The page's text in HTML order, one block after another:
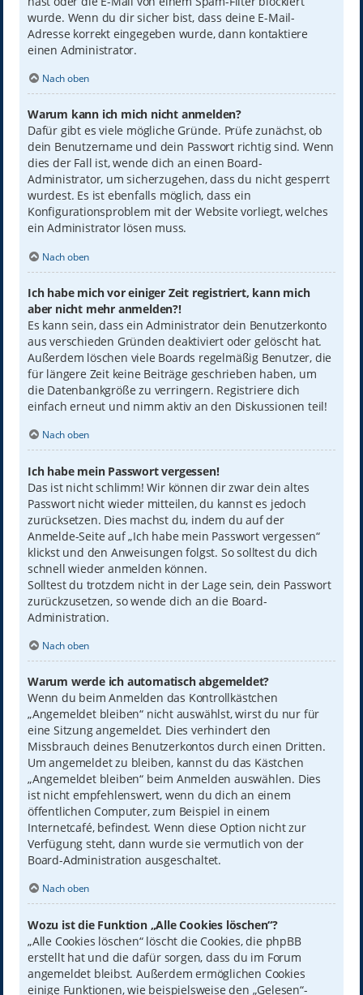
wurde. Wenn du dir sicher bist, dass deine E-Mail-
Adresse korrekt eingegeben wurde, dann kontaktiere
einen Administrator.
Nach oben
Warum kann ich mich nicht anmelden?
Dafür gibt es viele mögliche Gründe. Prüfe zunächst, ob
dein Benutzername und dein Passwort richtig sind. Wenn
dies der Fall ist, wende dich an einen Board-
Administrator, um sicherzugehen, dass du nicht gesperrt
wurdest. Es ist ebenfalls möglich, dass ein
Konfigurationsproblem mit der Website vorliegt, welches
ein Administrator lösen muss.
Nach oben
Ich habe mich vor einiger Zeit registriert, kann mich
aber nicht mehr anmelden?!
Es kann sein, dass ein Administrator dein Benutzerkonto
aus verschieden Gründen deaktiviert oder gelöscht hat.
Außerdem löschen viele Boards regelmäßig Benutzer, die
für längere Zeit keine Beiträge geschrieben haben, um
die Datenbankgröße zu verringern. Registriere dich
einfach erneut und nimm aktiv an den Diskussionen teil!
Nach oben
Ich habe mein Passwort vergessen!
Das ist nicht schlimm! Wir können dir zwar dein altes
Passwort nicht wieder mitteilen, du kannst es jedoch
zurücksetzen. Dies machst du, indem du auf der
Anmelde-Seite auf „Ich habe mein Passwort vergessen“
klickst und den Anweisungen folgst. So solltest du dich
schnell wieder anmelden können.
Solltest du trotzdem nicht in der Lage sein, dein Passwort
zurückzusetzen, so wende dich an die Board-
Administration.
Nach oben
Warum werde ich automatisch abgemeldet?
Wenn du beim Anmelden das Kontrollkästchen
„Angemeldet bleiben“ nicht auswählst, wirst du nur für
eine Sitzung angemeldet. Dies verhindert den
Missbrauch deines Benutzerkontos durch einen Dritten.
Um angemeldet zu bleiben, kannst du das Kästchen
„Angemeldet bleiben“ beim Anmelden auswählen. Dies
ist nicht empfehlenswert, wenn du dich an einem
öffentlichen Computer, zum Beispiel in einem
Internetcafé, befindest. Wenn diese Option nicht zur
Verfügung steht, dann wurde sie vermutlich von der
Board-Administration ausgeschaltet.
Nach oben
Wozu ist die Funktion „Alle Cookies löschen“?
„Alle Cookies löschen“ löscht die Cookies, die phpBB
erstellt hat und die dafür sorgen, dass du im Forum
angemeldet bleibst. Außerdem ermöglichen Cookies
einige Funktionen, wie beispielsweise den „Gelesen“-